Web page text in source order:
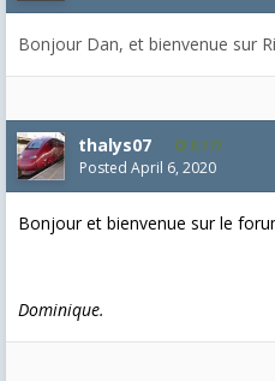
Bonjour Dan, et bienvenue sur
thalys07 8,172
Posted April 6, 2020
Bonjour et bienvenue sur le
Dominique.